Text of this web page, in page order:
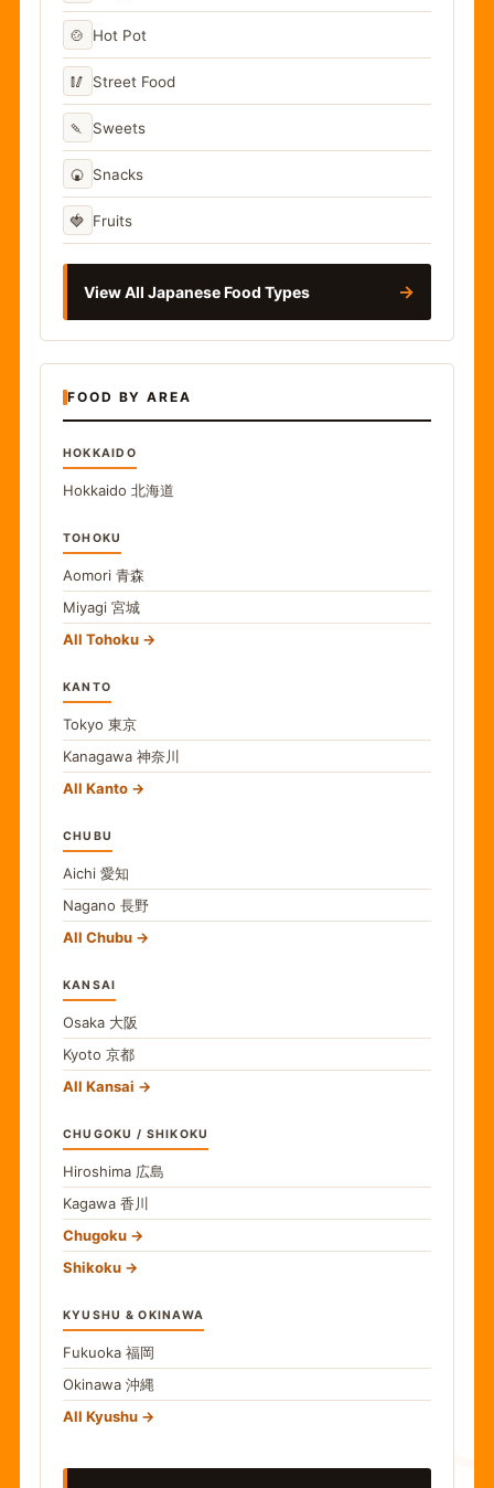
🍲 Hot Pot
🥢 Street Food
🍡 Sweets
🍘 Snacks
🍓 Fruits
View All Japanese Food Types →
FOOD BY AREA
HOKKAIDO
Hokkaido 北海道
TOHOKU
Aomori 青森
Miyagi 宮城
All Tohoku
KANTO
Tokyo 東京
Kanagawa 神奈川
All Kanto
CHUBU
Aichi 愛知
Nagano 長野
All Chubu
KANSAI
Osaka 大阪
Kyoto 京都
All Kansai
CHUGOKU / SHIKOKU
Hiroshima 広島
Kagawa 香川
Chugoku
Shikoku
KYUSHU & OKINAWA
Fukuoka 福岡
Okinawa 沖縄
All Kyushu